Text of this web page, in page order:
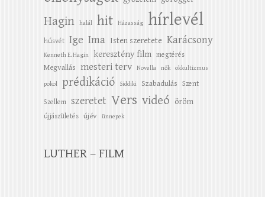
Hagin halál hit Házasság hírlevél
húsvét Ige Ima Isten szeretete Karácsony
Kenneth E. Hagin keresztény film megtérés
Megvallás mesteri terv Novella nők okkultizmus
pokol prédikáció Siddiki Szabadulás Szent
Szellem szeretet Vers videó öröm
újjászületés újév ünnepek
LUTHER – FILM